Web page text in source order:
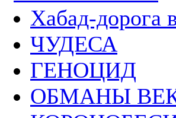
Хабад-дорога
ЧУДЕСА
ГЕНОЦИД
ОБМАНЫ